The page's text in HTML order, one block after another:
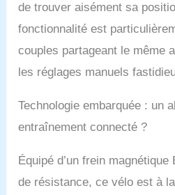
créer
de trouver aisément sa
fonctionnalité est
couples partageant le même
les réglages manuels
Technologie embarquée : un
entraînement connecté ?
Équipé d’un frein
de résistance, ce vélo est à